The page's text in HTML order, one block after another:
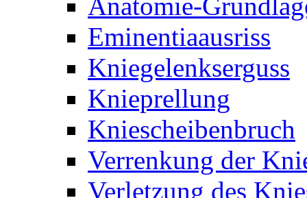
Anatomie-
Eminentiaausriss
Kniegelenkserguss
Knieprellung
Kniescheibenbruch
Verrenkung der
Verletzung des